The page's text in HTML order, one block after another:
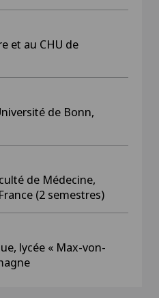
et au CHU de
de Bonn,
de Médecine,
(2 semestres)
lycée « Max-von-